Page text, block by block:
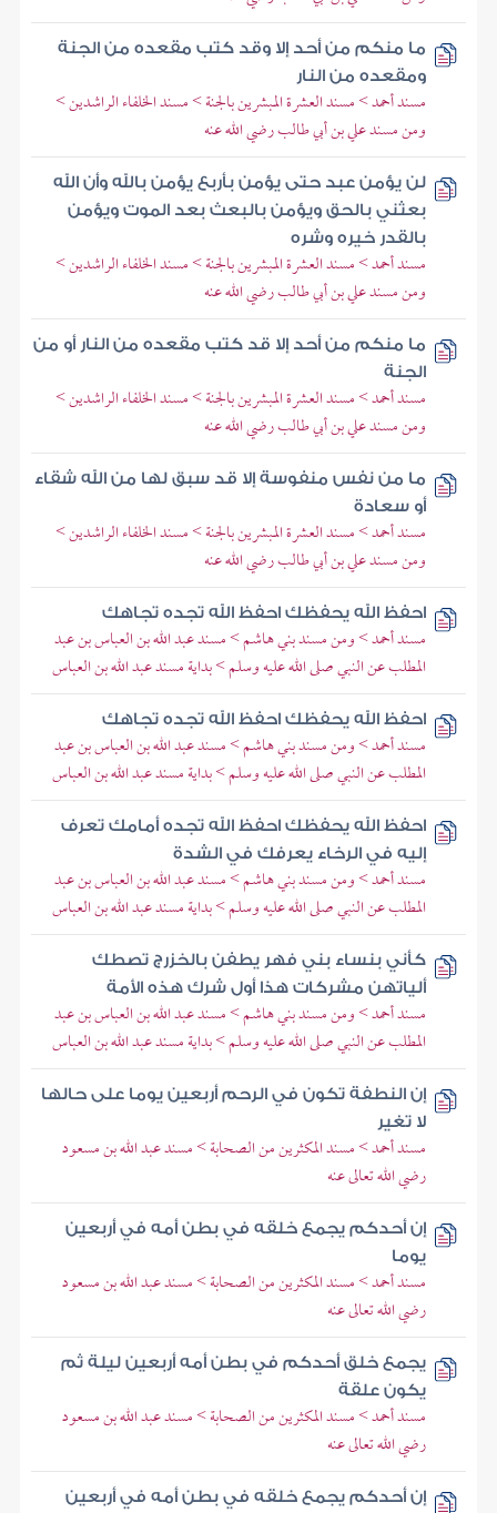
ما منكم من أحد إلا وقد كتب مقعده من الجنة
ومقعده من النار
مسند أحمد > مسند العشرة المبشرين بالجنة > مسند الخلفاء الراشدين >
ومن مسند علي بن أبي طالب رضي الله عنه
لن يؤمن عبد حتى يؤمن بأربع يؤمن بالله وأن الله
بعثني بالحق ويؤمن بالبعث بعد الموت ويؤمن
بالقدر خيره وشره
مسند أحمد > مسند العشرة المبشرين بالجنة > مسند الخلفاء الراشدين >
ومن مسند علي بن أبي طالب رضي الله عنه
ما منكم من أحد إلا قد كتب مقعده من النار أو من
الجنة
مسند أحمد > مسند العشرة المبشرين بالجنة > مسند الخلفاء الراشدين >
ومن مسند علي بن أبي طالب رضي الله عنه
ما من نفس منفوسة إلا قد سبق لها من الله شقاء
أو سعادة
مسند أحمد > مسند العشرة المبشرين بالجنة > مسند الخلفاء الراشدين >
ومن مسند علي بن أبي طالب رضي الله عنه
احفظ الله يحفظك احفظ الله تجده تجاهك
مسند أحمد > ومن مسند بني هاشم > مسند عبد الله بن العباس بن عبد
المطلب عن النبي صلى الله عليه وسلم > بداية مسند عبد الله بن العباس
احفظ الله يحفظك احفظ الله تجده تجاهك
مسند أحمد > ومن مسند بني هاشم > مسند عبد الله بن العباس بن عبد
المطلب عن النبي صلى الله عليه وسلم > بداية مسند عبد الله بن العباس
احفظ الله يحفظك احفظ الله تجده أمامك تعرف
إليه في الرخاء يعرفك في الشدة
مسند أحمد > ومن مسند بني هاشم > مسند عبد الله بن العباس بن عبد
المطلب عن النبي صلى الله عليه وسلم > بداية مسند عبد الله بن العباس
كأني بنساء بني فهر يطفن بالخزرج تصطك
ألياتهن مشركات هذا أول شرك هذه الأمة
مسند أحمد > ومن مسند بني هاشم > مسند عبد الله بن العباس بن عبد
المطلب عن النبي صلى الله عليه وسلم > بداية مسند عبد الله بن العباس
إن النطفة تكون في الرحم أربعين يوما على حالها
لا تغير
مسند أحمد > مسند المكثرين من الصحابة > مسند عبد الله بن مسعود
رضي الله تعالى عنه
إن أحدكم يجمع خلقه في بطن أمه في أربعين
يوما
مسند أحمد > مسند المكثرين من الصحابة > مسند عبد الله بن مسعود
رضي الله تعالى عنه
يجمع خلق أحدكم في بطن أمه أربعين ليلة ثم
يكون علقة
مسند أحمد > مسند المكثرين من الصحابة > مسند عبد الله بن مسعود
رضي الله تعالى عنه
إن أحدكم يجمع خلقه في بطن أمه في أربعين